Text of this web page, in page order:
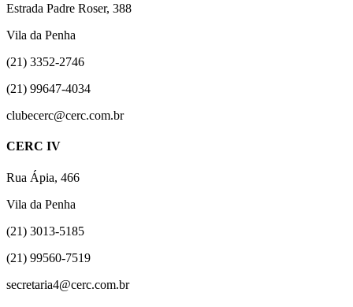
Estrada Padre Roser, 388
Vila da Penha
(21) 3352-2746
(21) 99647-4034
clubecerc@cerc.com.br
CERC IV
Rua Ápia, 466
Vila da Penha
(21) 3013-5185
(21) 99560-7519
secretaria4@cerc.com.br